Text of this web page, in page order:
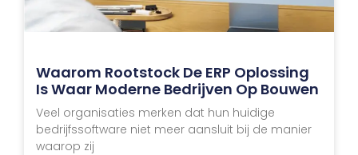
Waarom Rootstock De ERP Oplossing
Is Waar Moderne Bedrijven Op Bouwen
Veel organisaties merken dat hun huidige
bedrijfssoftware niet meer aansluit bij de manier
waarop zij